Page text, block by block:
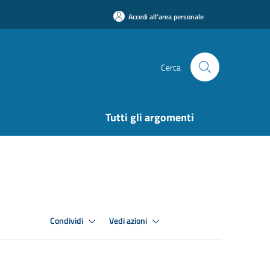
Accedi all'area personale
Cerca
Tutti gli argomenti
Condividi Vedi azioni